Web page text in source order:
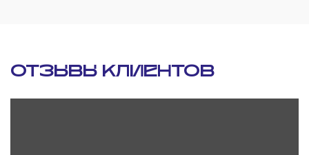
ОТЗЫВЫ КЛИЕНТОВ